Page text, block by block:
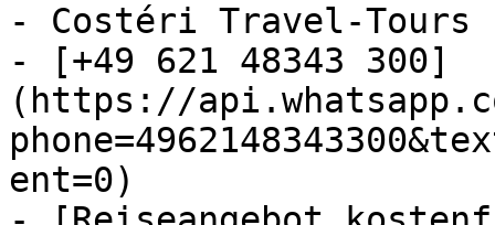
- Costéri Travel-Tours
- [+49 621 48343 300]
(https://
ent=0)